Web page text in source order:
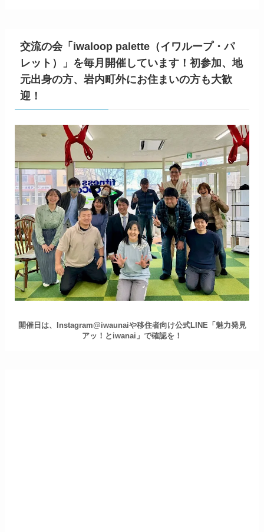
交流の会「iwaloop palette（イワループ・パ
レット）」を毎月開催しています！初参加、地
元出身の方、岩内町外にお住まいの方も大歓
迎！
開催日は、Instagram@iwaunaiや移住者向け公式LINE「魅力発見
アッ！とiwanai」で確認を！